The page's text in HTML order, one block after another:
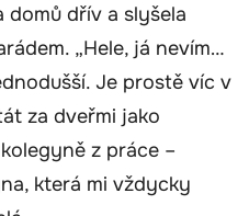
domů dřív a slyšela
„Hele, já nevím…
Je prostě víc v
za dveřmi jako
z práce –
která mi vždycky